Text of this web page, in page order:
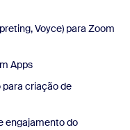
Voyce) para Zoom
Apps
criação de
engajamento do